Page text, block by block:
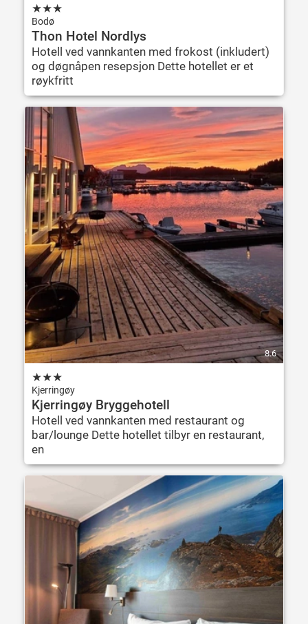
★★★
Bodø
Thon Hotel Nordlys
Hotell ved vannkanten med frokost (inkludert)
og døgnåpen resepsjon Dette hotellet er et
røykfritt
8.6
★★★
Kjerringøy
Kjerringøy Bryggehotell
Hotell ved vannkanten med restaurant og
bar/lounge Dette hotellet tilbyr en restaurant,
en